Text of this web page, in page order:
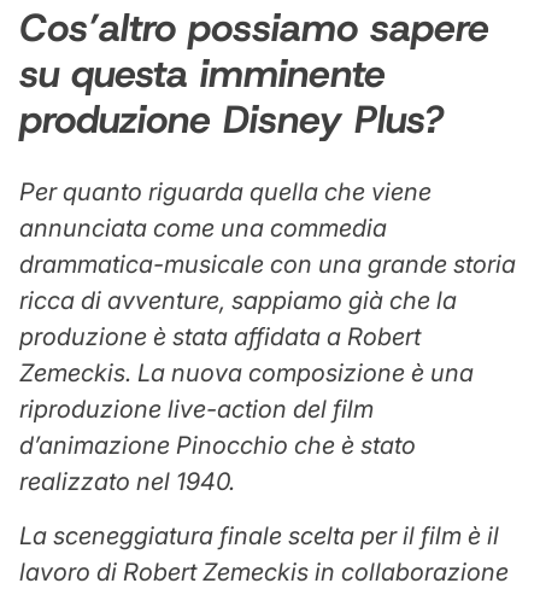
Cos’altro possiamo sapere
su questa imminente
produzione Disney Plus?
Per quanto riguarda quella che viene
annunciata come una commedia
drammatica-musicale con una grande storia
ricca di avventure, sappiamo già che la
produzione è stata affidata a Robert
Zemeckis. La nuova composizione è una
riproduzione live-action del film
d’animazione Pinocchio che è stato
realizzato nel 1940.
La sceneggiatura finale scelta per il film è il
lavoro di Robert Zemeckis in collaborazione